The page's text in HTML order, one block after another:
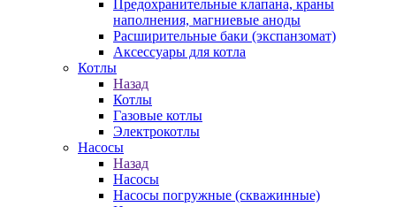
Предохранительные клапана, краны
наполнения, магниевые аноды
Расширительные баки (экспанзомат)
Аксессуары для котла
Котлы
Назад
Котлы
Газовые котлы
Электрокотлы
Насосы
Назад
Насосы
Насосы погружные (скважинные)